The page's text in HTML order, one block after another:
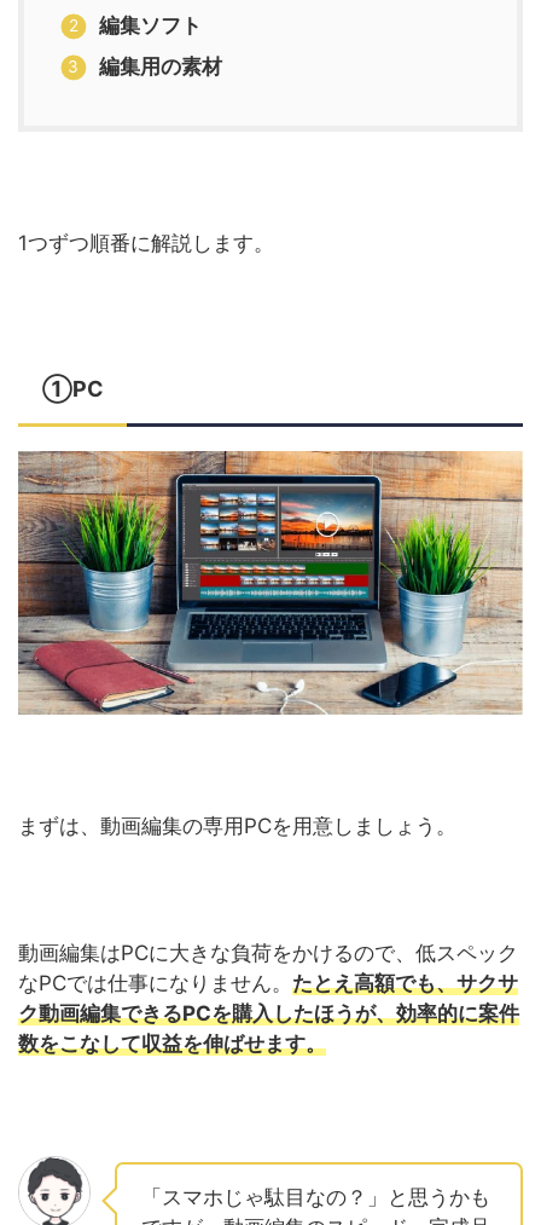
編集ソフト
編集用の素材
1つずつ順番に解説します。
①PC
まずは、動画編集の専用PCを用意しましょう。
動画編集はPCに大きな負荷をかけるので、低スペック
なPCでは仕事になりません。 たとえ高額でも、サクサ
ク動画編集できるPCを購入したほうが、効率的に案件
数をこなして収益を伸ばせます。
「スマホじゃ駄目なの？」と思うかも